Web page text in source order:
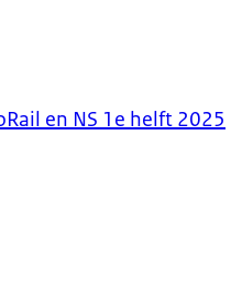
en NS 1e helft 2025